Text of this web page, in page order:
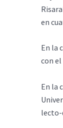
en
En la
con el
En la
lecto-